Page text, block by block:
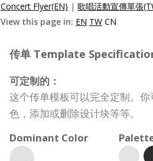
Concert Flyer(EN) | 歌唱活動宣傳單張
View this page in: EN TW CN
传单 Template
可定制的：
这个传单模板可以完全定制。
色，添加或删除设计块等等。
Dominant Color